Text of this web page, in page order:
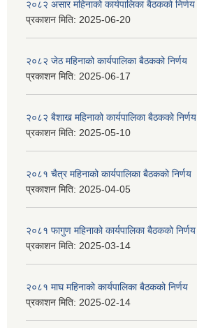
२०८२ असार महिनाको कार्यपालिका बैठकको निर्णय
प्रकाशन मिति: 2025-06-20
२०८२ जेठ महिनाको कार्यपालिका बैठकको निर्णय
प्रकाशन मिति: 2025-06-17
२०८२ बैशाख महिनाको कार्यपालिका बैठकको निर्णय
प्रकाशन मिति: 2025-05-10
२०८१ चैत्र महिनाको कार्यपालिका बैठकको निर्णय
प्रकाशन मिति: 2025-04-05
२०८१ फागुण महिनाको कार्यपालिका बैठकको निर्णय
प्रकाशन मिति: 2025-03-14
२०८१ माघ महिनाको कार्यपालिका बैठकको निर्णय
प्रकाशन मिति: 2025-02-14